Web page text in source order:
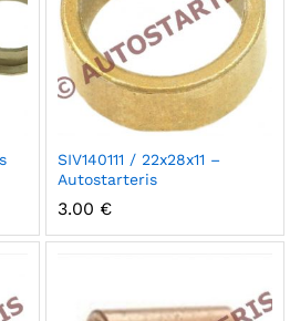
SIV140111 / 22x28x11 –
Autostarteris
3.00 €